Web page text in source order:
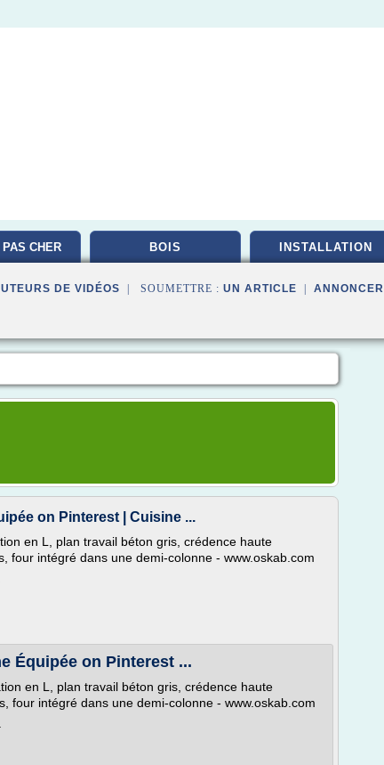
CHER BOIS INSTALLATION
DE VIDÉOS | SOUMETTRE : UN ARTICLE ANNONCER
on Pinterest | Cuisine ...
en L, plan travail béton gris, crédence haute
four intégré dans une demi-colonne - www.oskab.com
Équipée on Pinterest ...
en L, plan travail béton gris, crédence haute
four intégré dans une demi-colonne - www.oskab.com